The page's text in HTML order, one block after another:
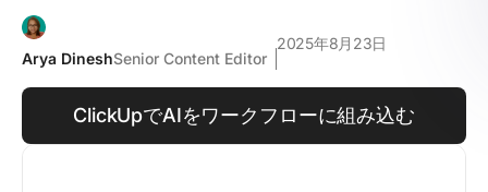
Arya DineshSenior Content Editor
2025年8月23日
ClickUpでAIをワークフローに組み込む